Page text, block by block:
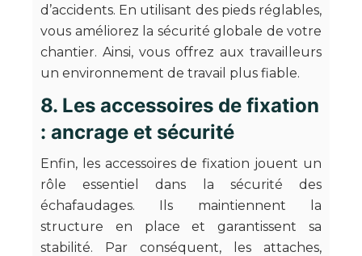
d’accidents. En utilisant des pieds réglables,
vous améliorez la sécurité globale de votre
chantier. Ainsi, vous offrez aux travailleurs
un environnement de travail plus fiable.
8. Les accessoires de fixation
: ancrage et sécurité
Enfin, les accessoires de fixation jouent un
rôle essentiel dans la sécurité des
échafaudages. Ils maintiennent la
structure en place et garantissent sa
stabilité. Par conséquent, les attaches,